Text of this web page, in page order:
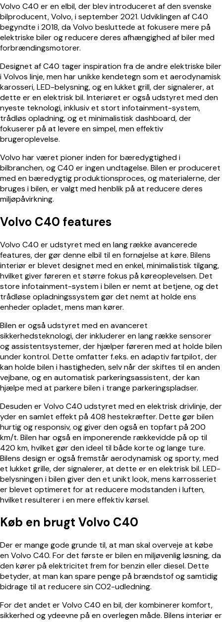
Volvo C40 er en elbil, der blev introduceret af den svenske
bilproducent, Volvo, i september 2021. Udviklingen af C40
begyndte i 2018, da Volvo besluttede at fokusere mere på
elektriske biler og reducere deres afhængighed af biler med
forbrændingsmotorer.
Designet af C40 tager inspiration fra de andre elektriske biler
i Volvos linje, men har unikke kendetegn som et aerodynamisk
karosseri, LED-belysning, og en lukket grill, der signalerer, at
dette er en elektrisk bil. Interiøret er også udstyret med den
nyeste teknologi, inklusiv et stort infotainment-system,
trådløs opladning, og et minimalistisk dashboard, der
fokuserer på at levere en simpel, men effektiv
brugeroplevelse.
Volvo har været pioner inden for bæredygtighed i
bilbranchen, og C40 er ingen undtagelse. Bilen er produceret
med en bæredygtig produktionsproces, og materialerne, der
bruges i bilen, er valgt med henblik på at reducere deres
miljøpåvirkning.
Volvo C40 features
Volvo C40 er udstyret med en lang række avancerede
features, der gør denne elbil til en fornøjelse at køre. Bilens
interiør er blevet designet med en enkel, minimalistisk tilgang,
hvilket giver føreren et større fokus på køreoplevelsen. Det
store infotainment-system i bilen er nemt at betjene, og det
trådløse opladningssystem gør det nemt at holde ens
enheder opladet, mens man kører.
Bilen er også udstyret med en avanceret
sikkerhedsteknologi, der inkluderer en lang række sensorer
og assistentsystemer, der hjælper føreren med at holde bilen
under kontrol. Dette omfatter f.eks. en adaptiv fartpilot, der
kan holde bilen i hastigheden, selv når der skiftes til en anden
vejbane, og en automatisk parkeringsassistent, der kan
hjælpe med at parkere bilen i trange parkeringspladser.
Desuden er Volvo C40 udstyret med en elektrisk drivlinje, der
yder en samlet effekt på 408 hestekræfter. Dette gør bilen
hurtig og responsiv, og giver den også en topfart på 200
km/t. Bilen har også en imponerende rækkevidde på op til
420 km, hvilket gør den ideel til både korte og lange ture.
Bilens design er også fremstår aerodynamisk og sporty, med
et lukket grille, der signalerer, at dette er en elektrisk bil. LED-
belysningen i bilen giver den et unikt look, mens karrosseriet
er blevet optimeret for at reducere modstanden i luften,
hvilket resulterer i en mere effektiv kørsel.
Køb en brugt Volvo C40
Der er mange gode grunde til, at man skal overveje at købe
en Volvo C40. For det første er bilen en miljøvenlig løsning, da
den kører på elektricitet frem for benzin eller diesel. Dette
betyder, at man kan spare penge på brændstof og samtidig
bidrage til at reducere sin CO2-udledning.
For det andet er Volvo C40 en bil, der kombinerer komfort,
sikkerhed og ydeevne på en overlegen måde. Bilens interiør er